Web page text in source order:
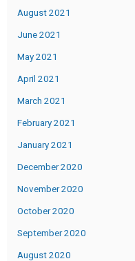
August 2021
June 2021
May 2021
April 2021
March 2021
February 2021
January 2021
December 2020
November 2020
October 2020
September 2020
August 2020